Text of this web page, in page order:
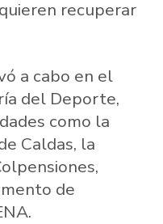
recuperar
a cabo en el
del Deporte,
como la
Caldas, la
de